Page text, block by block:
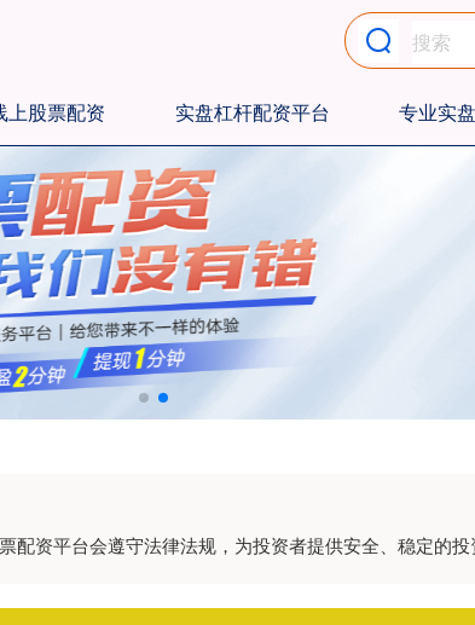
上股票配资 实盘杠杆配资平台 专业实
资平台会遵守法律法规，为投资者提供安全、稳定的投